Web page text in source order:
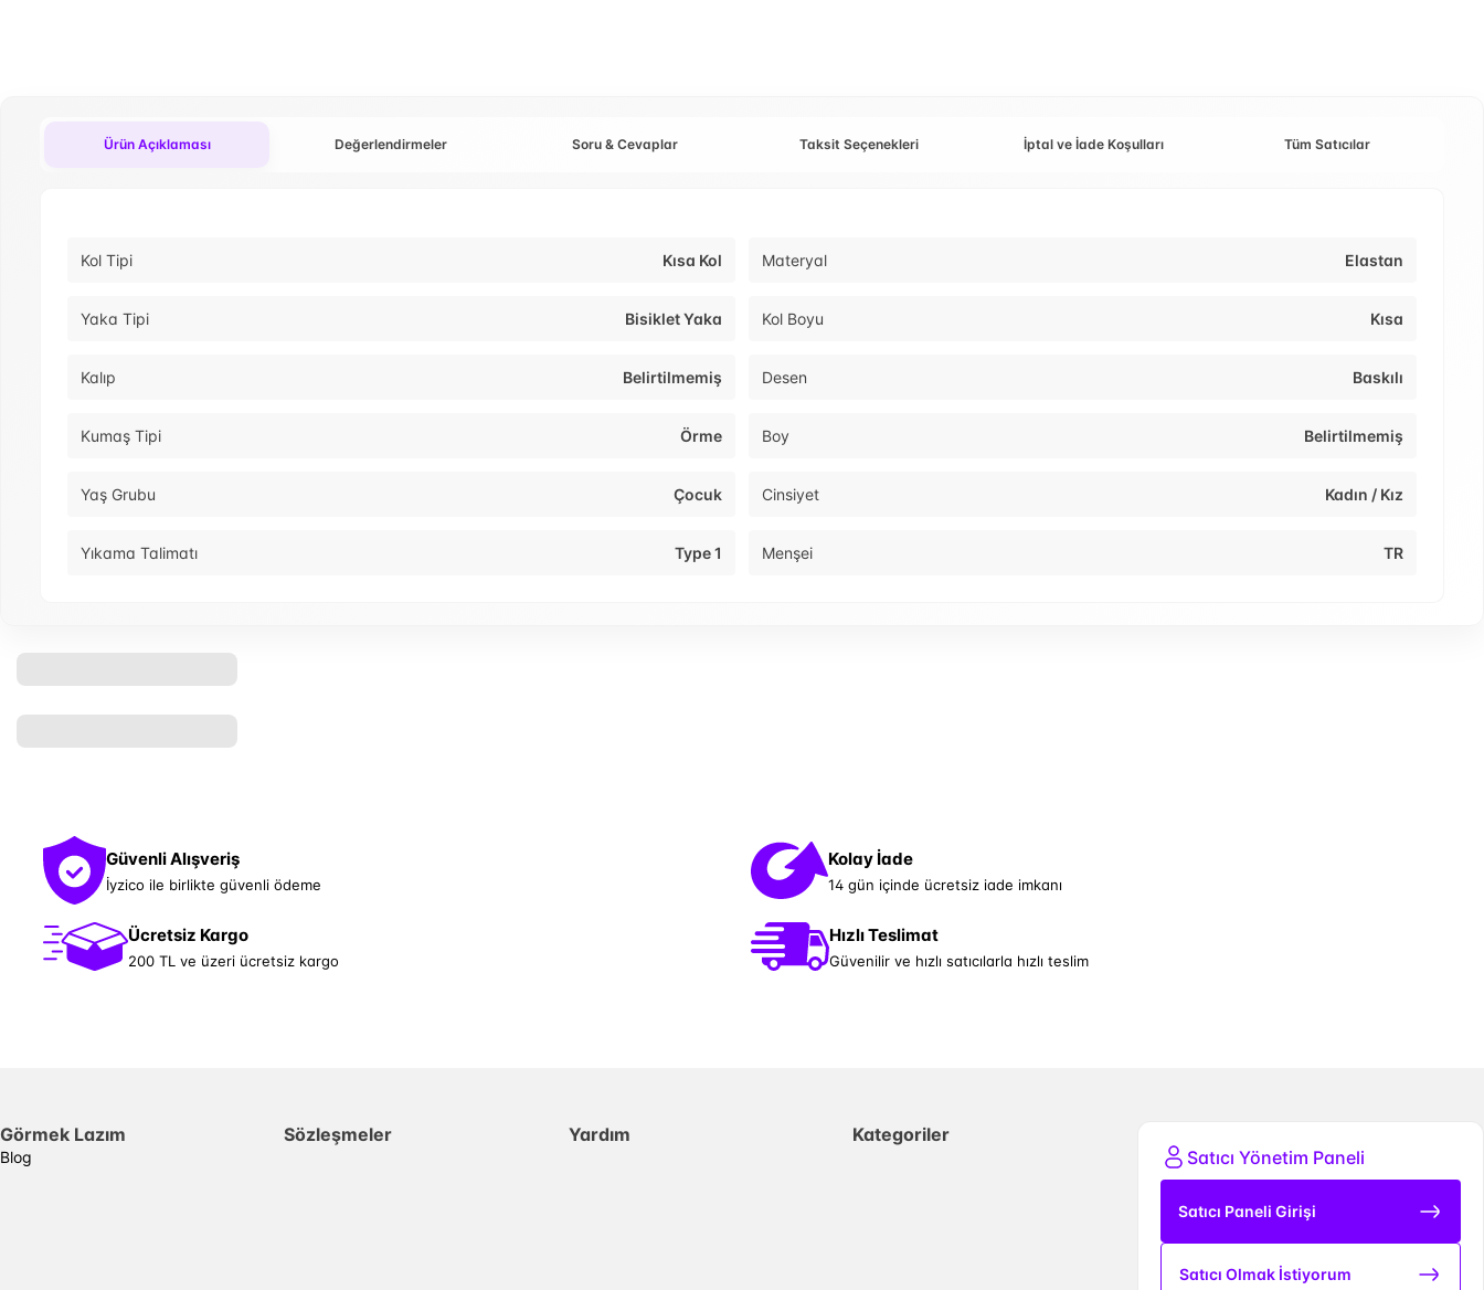
Ürün Açıklaması Değerlendirmeler Soru & Cevaplar Taksit Seçenekleri İptal ve İade Koşulları Tüm Satıcılar
Kol Tipi Kısa Kol Materyal Elastan
Yaka Tipi Bisiklet Yaka Kol Boyu Kısa
Kalıp Belirtilmemiş Desen Baskılı
Kumaş Tipi Örme Boy Belirtilmemiş
Yaş Grubu Çocuk Cinsiyet Kadın / Kız
Yıkama Talimatı Type 1 Menşei TR
Güvenli Alışveriş
İyzico ile birlikte güvenli ödeme
Kolay İade
14 gün içinde ücretsiz iade imkanı
Ücretsiz Kargo
200 TL ve üzeri ücretsiz kargo
Hızlı Teslimat
Güvenilir ve hızlı satıcılarla hızlı teslim
Görmek Lazım
Blog
Sözleşmeler Yardım
Kategoriler
Satıcı Yönetim Paneli
Satıcı Paneli Girişi
Satıcı Olmak İstiyorum